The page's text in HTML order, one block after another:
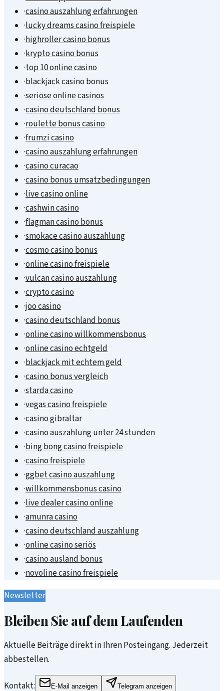
·casino auszahlung erfahrungen
·lucky dreams casino freispiele
·highroller casino bonus
·krypto casino bonus
·top 10 online casino
·blackjack casino bonus
·seriöse online casinos
·casino deutschland bonus
·roulette bonus casino
·frumzi casino
·casino auszahlung erfahrungen
·casino curacao
·casino bonus umsatzbedingungen
·live casino online
·cashwin casino
·flagman casino bonus
·smokace casino auszahlung
·cosmo casino bonus
·online casino freispiele
·vulcan casino auszahlung
·crypto casino
·joo casino
·casino deutschland bonus
·online casino willkommensbonus
·online casino echtgeld
·blackjack mit echtem geld
·casino bonus vergleich
·starda casino
·vegas casino freispiele
·casino gibraltar
·casino auszahlung unter 24 stunden
·bing bong casino freispiele
·casino freispiele
·ggbet casino auszahlung
·willkommensbonus casino
·live dealer casino online
·amunra casino
·casino deutschland auszahlung
·online casino seriös
·casino ausland bonus
·novoline casino freispiele
Newsletter
Bleiben Sie auf dem Laufenden
Aktuelle Beiträge direkt in Ihren Posteingang. Jederzeit
abbestellen.
Kontakt: E-Mail anzeigen Telegram anzeigen